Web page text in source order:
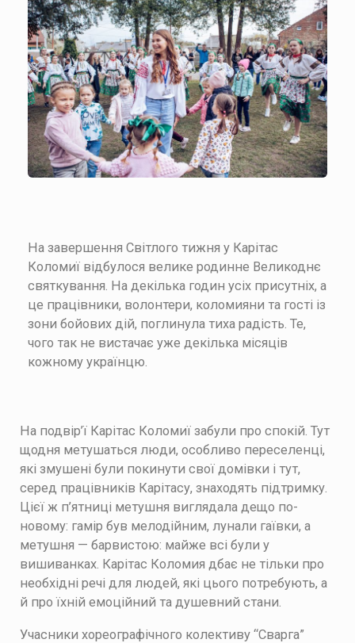
На завершення Світлого тижня у Карітас
Коломиї відбулося велике родинне Великоднє
святкування. На декілька годин усіх присутніх, а
це працівники, волонтери, коломияни та гості із
зони бойових дій, поглинула тиха радість. Те,
чого так не вистачає уже декілька місяців
кожному українцю.
На подвір’ї Карітас Коломиї забули про спокій. Тут
щодня метушаться люди, особливо переселенці,
які змушені були покинути свої домівки і тут,
серед працівників Карітасу, знаходять підтримку.
Цієї ж п’ятниці метушня виглядала дещо по-
новому: гамір був мелодійним, лунали гаївки, а
метушня — барвистою: майже всі були у
вишиванках. Карітас Коломия дбає не тільки про
необхідні речі для людей, які цього потребують, а
й про їхній емоційний та душевний стани.
Учасники хореографічного колективу “Сварга”